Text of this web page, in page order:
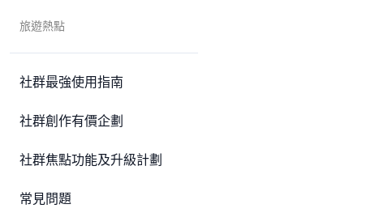
旅遊熱點
社群最強使用指南
社群創作有價企劃
社群焦點功能及升級計劃
常見問題